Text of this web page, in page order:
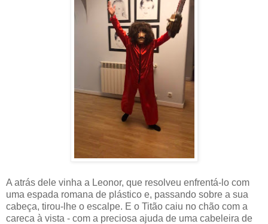
A atrás dele vinha a Leonor, que resolveu enfrentá-lo com
uma espada romana de plástico e, passando sobre a sua
cabeça, tirou-lhe o escalpe. E o Titão caiu no chão com a
careca à vista - com a preciosa ajuda de uma cabeleira de